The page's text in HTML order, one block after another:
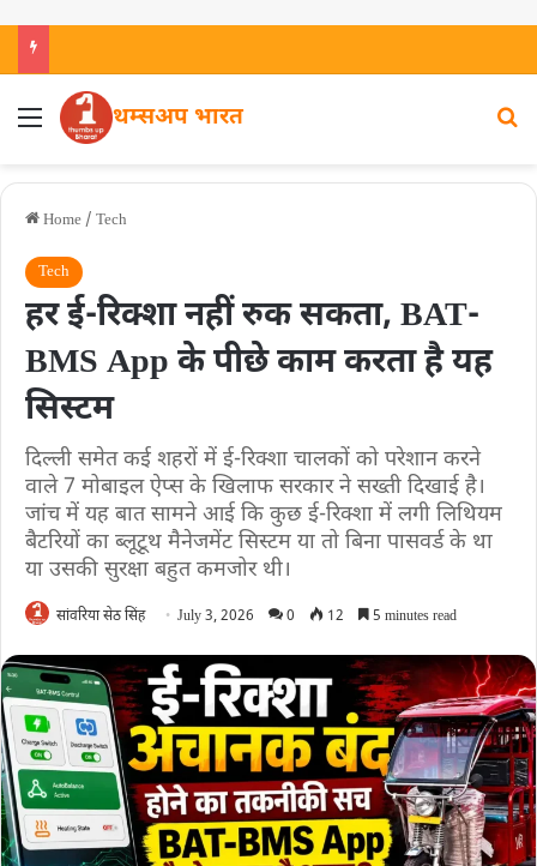
थम्सअप भारत
Home / Tech
Tech
हर ई-रिक्शा नहीं रुक सकता, BAT-
BMS App के पीछे काम करता है यह
सिस्टम
दिल्ली समेत कई शहरों में ई-रिक्शा चालकों को परेशान करने
वाले 7 मोबाइल ऐप्स के खिलाफ सरकार ने सख्ती दिखाई है।
जांच में यह बात सामने आई कि कुछ ई-रिक्शा में लगी लिथियम
बैटरियों का ब्लूटूथ मैनेजमेंट सिस्टम या तो बिना पासवर्ड के था
या उसकी सुरक्षा बहुत कमजोर थी।
सांवरिया सेठ सिंह July 3, 2026 0 12 5 minutes read